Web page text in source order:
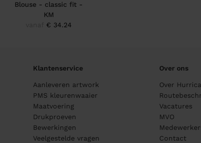
Blouse - classic fit -
KM
€ 34.24
Klantenservice
Aanleveren artwork
PMS kleurenwaaier
Maatvoering
Drukproeven
Bewerkingen
Veelgestelde vragen
Over ons
Over
Vacatures
MVO
Contact